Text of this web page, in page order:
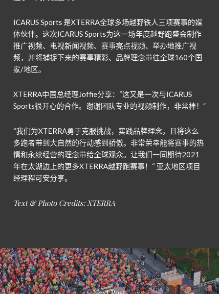
ICARUS Sports 是XTERRA全球多场越野铁人三项赛事的媒
体伙伴。这次ICARUS Sports为这一场年度越野跑盛会制作
推广视频、电视新闻视频、赛事亮点视频、举办地推广视
频，并将捕捉下来的赛事精彩、品牌理念带往全球160个国
家/地区。
XTERRA中国总经理Joffie分享：“这又是一次与ICARUS
Sports很开心的合作。谢谢团队专业的视频制作，非常棒！”
“我们为XTERRA勇于克服挑战，实践品牌理念，且将这么
多跑者带到大自然的行动感到骄傲。非常荣幸能将赛事的热
情和永续经营的理念带给全球观众。让我们一同期待2021
年在太湖边上的更多XTERRA越野跑赛事！“ 亚太地区项目
经理程可安分享。
Text & Photo Credits: XTERRA